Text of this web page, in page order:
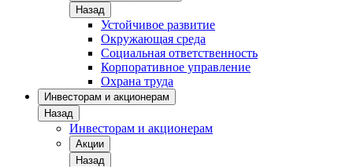
Назад
Устойчивое развитие
Окружающая среда
Социальная ответственность
Корпоративное управление
Охрана труда
Инвесторам и акционерам
Назад
Инвесторам и акционерам
Акции
Назад